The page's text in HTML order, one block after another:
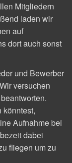
Mitgliedern
laden wir
auf
dort auch sonst
und Bewerber
versuchen
könntest,
Aufnahme bei
dabei
fliegen um zu